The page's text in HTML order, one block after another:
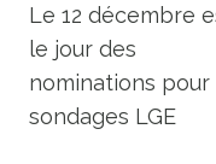
de
l’article
Le 12 décembre
le jour des
nominations pour
sondages LGE